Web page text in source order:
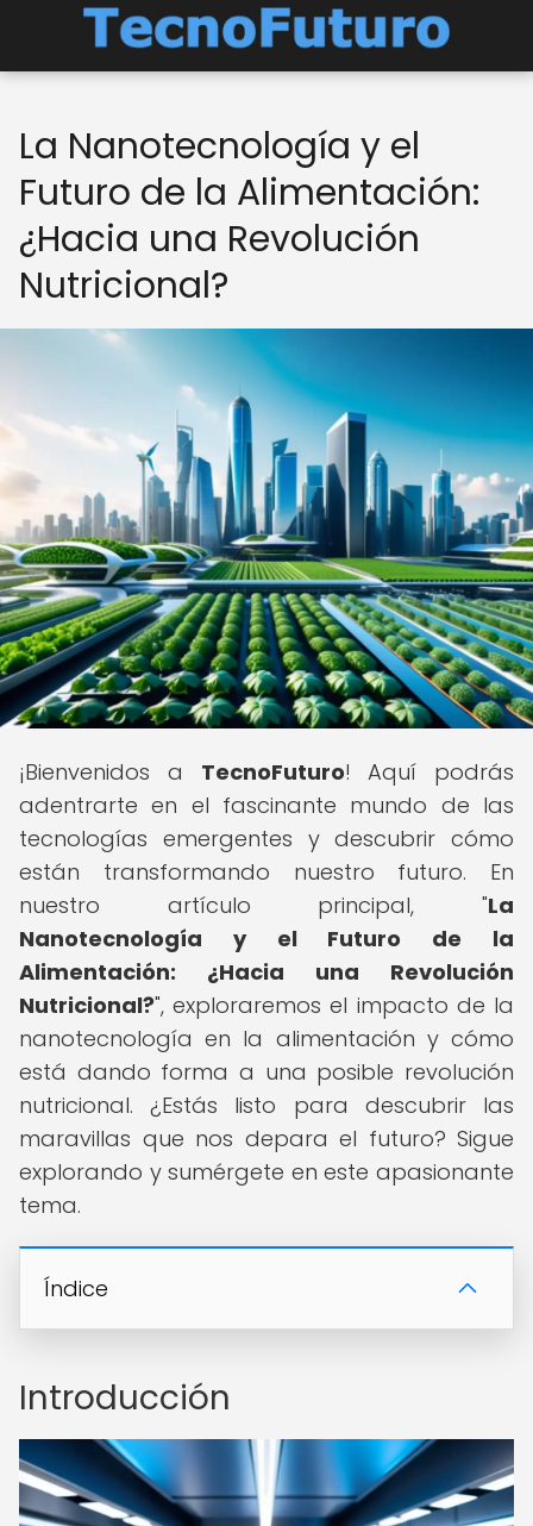
La Nanotecnología y el
Futuro de la Alimentación:
¿Hacia una Revolución
Nutricional?
¡Bienvenidos a TecnoFuturo! Aquí podrás
adentrarte en el fascinante mundo de las
tecnologías emergentes y descubrir cómo
están transformando nuestro futuro. En
nuestro artículo principal, "La
Nanotecnología y el Futuro de la
Alimentación: ¿Hacia una Revolución
Nutricional?", exploraremos el impacto de la
nanotecnología en la alimentación y cómo
está dando forma a una posible revolución
nutricional. ¿Estás listo para descubrir las
maravillas que nos depara el futuro? Sigue
explorando y sumérgete en este apasionante
tema.
Índice
Introducción